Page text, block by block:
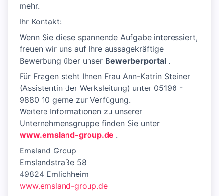
mehr.
Ihr Kontakt:
Wenn Sie diese spannende Aufgabe interessiert,
freuen wir uns auf Ihre aussagekräftige
Bewerbung über unser Bewerberportal .
Für Fragen steht Ihnen Frau Ann-Katrin Steiner
(Assistentin der Werksleitung) unter 05196 -
9880 10 gerne zur Verfügung.
Weitere Informationen zu unserer
Unternehmensgruppe finden Sie unter
www.emsland-group.de .
Emsland Group
Emslandstraße 58
49824 Emlichheim
www.emsland-group.de